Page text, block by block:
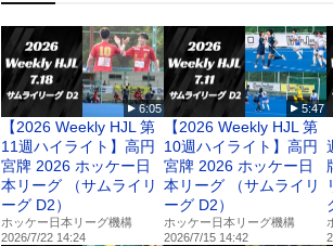
✔️アプリで観るならコチラ
iOS：https://apple.co/3NLUv5d
Android： https://bit.ly/3LCgRnC
6:05
【2026 Weekly HJL 第
11週ハイライト】⾼円
宮牌 2026 ホッケー⽇
本リーグ （サムライリ
ーグ D2）
ホッケー日本リーグ機構
2026/7/22 14:24
5:47
【2026 Weekly HJL 第
10週ハイライト】⾼円
宮牌 2026 ホッケー⽇
本リーグ （サムライリ
ーグ D2）
ホッケー日本リーグ機構
2026/7/15 14:42